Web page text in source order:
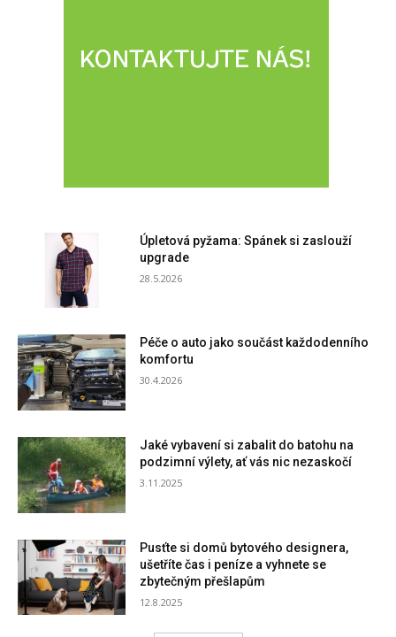
Úpletová pyžama: Spánek si zaslouží
upgrade
28.5.2026
Péče o auto jako součást každodenního
komfortu
30.4.2026
Jaké vybavení si zabalit do batohu na
podzimní výlety, ať vás nic nezaskočí
3.11.2025
Pusťte si domů bytového designera,
ušetříte čas i peníze a vyhnete se
zbytečným přešlapům
12.8.2025